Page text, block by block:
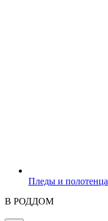
Пледы и полотенца
В РОДДОМ